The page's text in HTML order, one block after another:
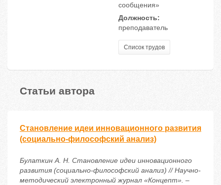
сообщения»
Должность:
преподаватель
Список трудов
Статьи автора
Становление идеи инновационного развития
(социально-философский анализ)
Булаткин А. Н. Становление идеи инновационного
развития (социально-философский анализ) // Научно-
методический электронный журнал «Концепт». –